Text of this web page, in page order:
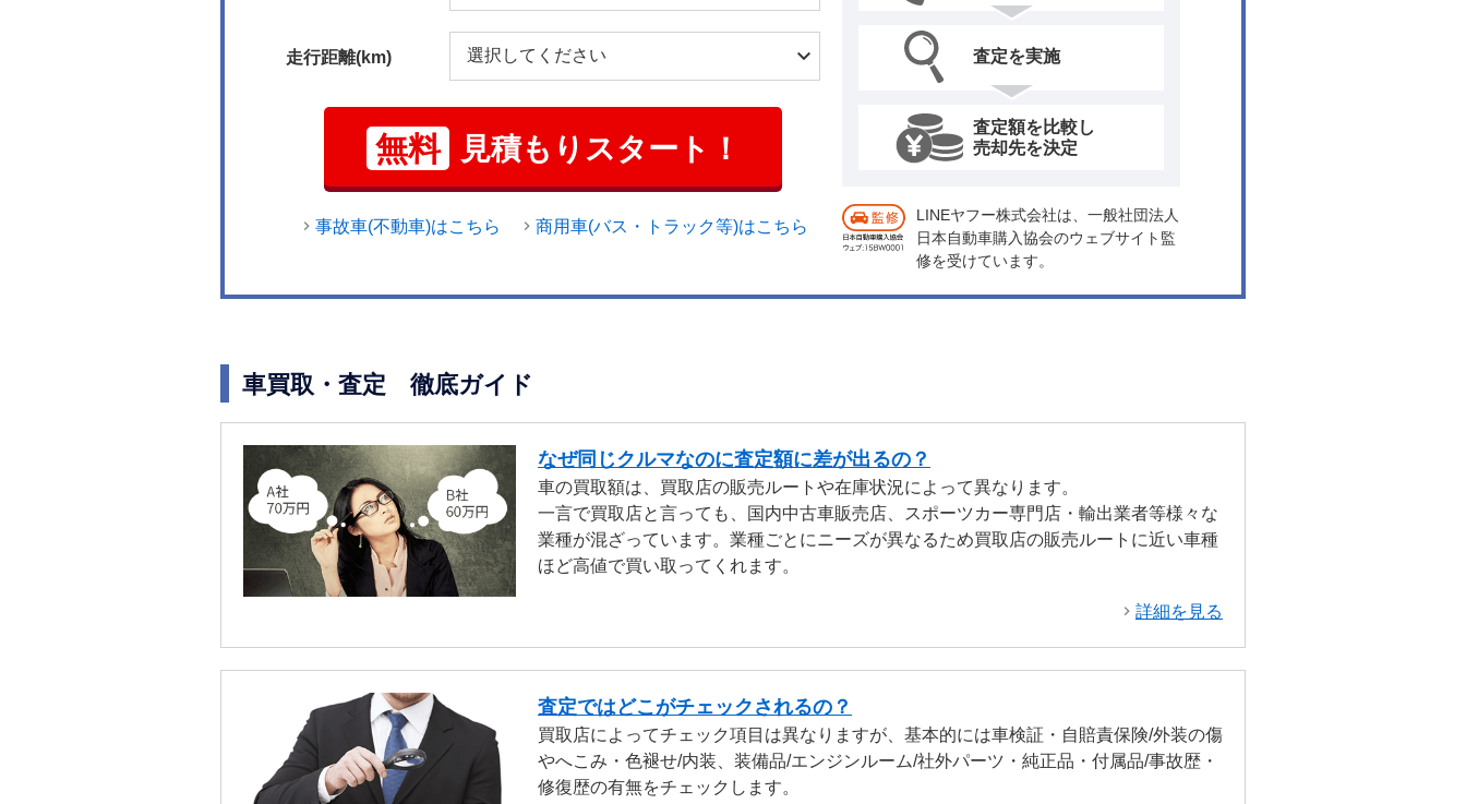
走行距離(km)
無料 見積もりスタート！
事故車(不動車)はこちら 商用車(バス・トラック等)はこちら
査定を実施
査定額を比較し
売却先を決定
LINEヤフー株式会社は、一般社団法人
日本自動車購入協会のウェブサイト監
修を受けています。
車買取・査定 徹底ガイド
なぜ同じクルマなのに査定額に差が出るの？
車の買取額は、買取店の販売ルートや在庫状況によって異なります。
一言で買取店と言っても、国内中古車販売店、スポーツカー専門店・輸出業者等様々な
業種が混ざっています。業種ごとにニーズが異なるため買取店の販売ルートに近い車種
ほど高値で買い取ってくれます。
詳細を見る
査定ではどこがチェックされるの？
買取店によってチェック項目は異なりますが、基本的には車検証・自賠責保険/外装の傷
やへこみ・色褪せ/内装、装備品/エンジンルーム/社外パーツ・純正品・付属品/事故歴・
修復歴の有無をチェックします。